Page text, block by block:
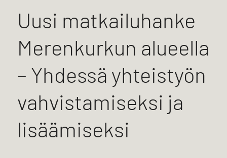
Uusi matkailuhanke
Merenkurkun alueella
– Yhdessä yhteistyön
vahvistamiseksi ja
lisäämiseksi